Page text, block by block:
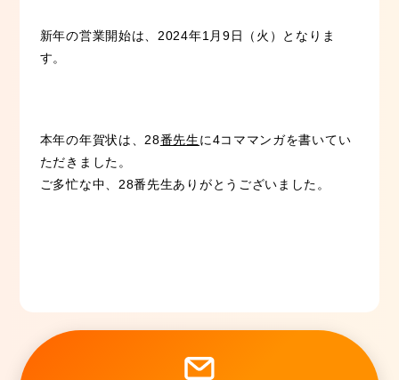
新年の営業開始は、2024年1月9日（火）となりま
す。
本年の年賀状は、28番先生に4コママンガを書いてい
ただきました。
ご多忙な中、28番先生ありがとうございました。